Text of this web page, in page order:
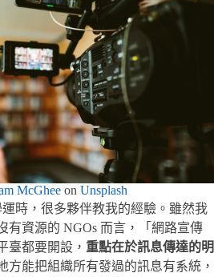
McGheeon Unsplash
時，很多夥伴教我的經驗。雖然我
有資源的 NGOs 而言，「網路宣傳
臺都要開設， 重點在於訊息傳達的明
方能把組織所有發過的訊息有系統，